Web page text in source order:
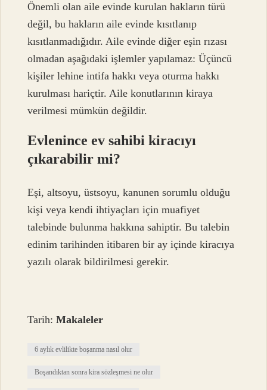
Önemli olan aile evinde kurulan hakların türü
değil, bu hakların aile evinde kısıtlanıp
kısıtlanmadığıdır. Aile evinde diğer eşin rızası
olmadan aşağıdaki işlemler yapılamaz: Üçüncü
kişiler lehine intifa hakkı veya oturma hakkı
kurulması hariçtir. Aile konutlarının kiraya
verilmesi mümkün değildir.
Evlenince ev sahibi kiracıyı
çıkarabilir mi?
Eşi, altsoyu, üstsoyu, kanunen sorumlu olduğu
kişi veya kendi ihtiyaçları için muafiyet
talebinde bulunma hakkına sahiptir. Bu talebin
edinim tarihinden itibaren bir ay içinde kiracıya
yazılı olarak bildirilmesi gerekir.
Tarih:Makaleler
6 aylık evlilikte boşanma nasıl olur
Boşandıktan sonra kira sözleşmesi ne olur